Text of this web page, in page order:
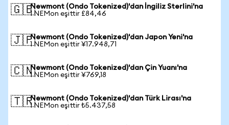
🇬🇧Newmont (Ondo Tokenized)'dan İngiliz Sterlini'na
1 NEMon eşittir £84,46
🇯🇵Newmont (Ondo Tokenized)'dan Japon Yeni'na
1 NEMon eşittir ¥17.948,71
🇨🇳Newmont (Ondo Tokenized)'dan Çin Yuanı'na
1 NEMon eşittir ¥769,18
🇹🇷Newmont (Ondo Tokenized)'dan Türk Lirası'na
1 NEMon eşittir ₺5.437,58